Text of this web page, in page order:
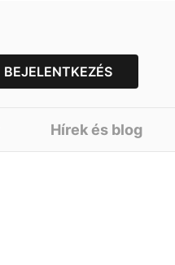
BEJELENTKEZÉS
Hírek és blog